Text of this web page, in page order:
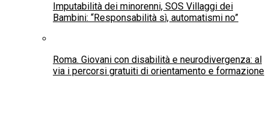
Imputabilità dei minorenni, SOS Villaggi dei
Bambini: “Responsabilità sì, automatismi no”
Roma. Giovani con disabilità e neurodivergenza: al
via i percorsi gratuiti di orientamento e formazione